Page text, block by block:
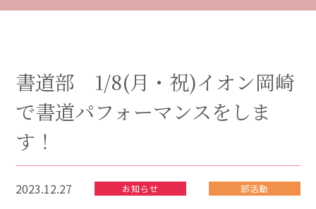
書道部 1/8(月・祝)イオン岡崎
で書道パフォーマンスをしま
す！
2023.12.27 お知らせ 部活動